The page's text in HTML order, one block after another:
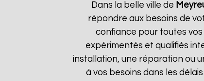
Dans la belle ville de
répondre aux besoins de
confiance pour toutes
expérimentés et qualifiés
installation, une réparation ou
à vos besoins dans les